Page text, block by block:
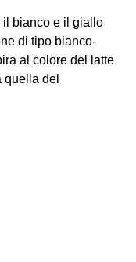
il bianco e il giallo
di tipo bianco-
al colore del latte
quella del